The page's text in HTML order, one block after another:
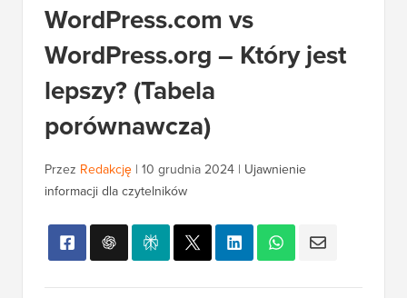
WordPress.com vs
WordPress.org – Który jest
lepszy? (Tabela
porównawcza)
Przez Redakcję | 10 grudnia 2024 | Ujawnienie
informacji dla czytelników